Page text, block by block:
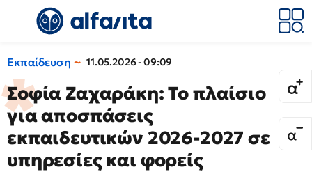
Εκπαίδευση 11.05.2026 - 09:09
Σοφία Ζαχαράκη: Το πλαίσιο
για αποσπάσεις
εκπαιδευτικών 2026-2027 σε
υπηρεσίες και φορείς